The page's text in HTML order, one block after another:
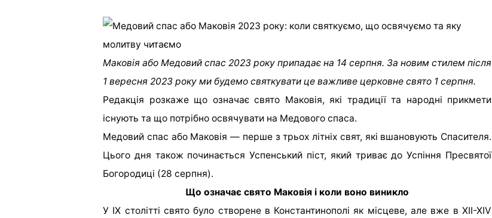
Маковія або Медовий спас 2023 року припадає на 14 серпня. За новим стилем після
1 вересня 2023 року ми будемо святкувати це важливе церковне свято 1 серпня.
Редакція розкаже що означає свято Маковія, які традиції та народні прикмети
існують та що потрібно освячувати на Медового спаса.
Медовий спас або Маковія — перше з трьох літніх свят, які вшановують Спасителя.
Цього дня також починається Успенський піст, який триває до Успіння Пресвятої
Богородиці (28 серпня).
Що означає свято Маковія і коли воно виникло
У IX столітті свято було створене в Константинополі як місцеве, але вже в XII-XIV